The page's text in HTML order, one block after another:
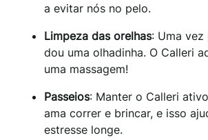
a evitar nós no pelo.
Limpeza das orelhas: Uma vez
dou uma olhadinha. O Calleri
uma massagem!
Passeios: Manter o Calleri
ama correr e brincar, e isso
estresse longe.